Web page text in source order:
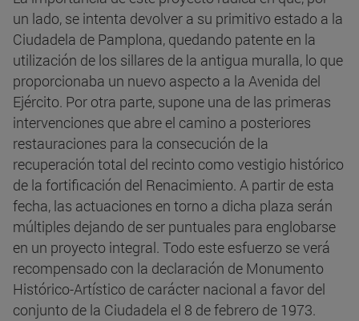
un lado, se intenta devolver a su primitivo estado a la
Ciudadela de Pamplona, quedando patente en la
utilización de los sillares de la antigua muralla, lo que
proporcionaba un nuevo aspecto a la Avenida del
Ejército. Por otra parte, supone una de las primeras
intervenciones que abre el camino a posteriores
restauraciones para la consecución de la
recuperación total del recinto como vestigio histórico
de la fortificación del Renacimiento. A partir de esta
fecha, las actuaciones en torno a dicha plaza serán
múltiples dejando de ser puntuales para englobarse
en un proyecto integral. Todo este esfuerzo se verá
recompensado con la declaración de Monumento
Histórico-Artístico de carácter nacional a favor del
conjunto de la Ciudadela el 8 de febrero de 1973.